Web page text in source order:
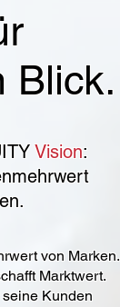
Blick.
Vision:
von Marken.
Marktwert.
Kunden